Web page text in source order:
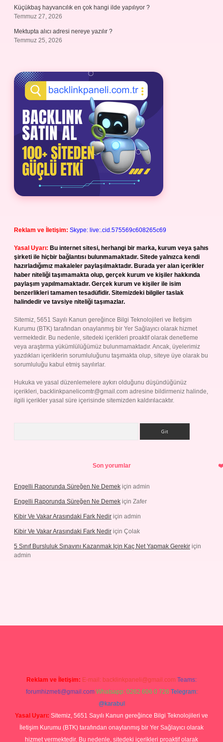
Küçükbaş hayvancılık en çok hangi ilde yapılıyor ?
Temmuz 27, 2026
Mektupta alıcı adresi nereye yazılır ?
Temmuz 25, 2026
Reklam ve İletişim: Skype: live:.cid.575569c608265c69
Yasal Uyarı: Bu internet sitesi, herhangi bir marka, kurum veya şahıs
şirketi ile hiçbir bağlantısı bulunmamaktadır. Sitede yalnızca kendi
hazırladığımız makaleler paylaşılmaktadır. Burada yer alan içerikler
haber niteliği taşımamakta olup, gerçek kurum ve kişiler hakkında
paylaşım yapılmamaktadır. Gerçek kurum ve kişiler ile isim
benzerlikleri tamamen tesadüfidir. Sitemizdeki bilgiler taslak
halindedir ve tavsiye niteliği taşımazlar.
Sitemiz, 5651 Sayılı Kanun gereğince Bilgi Teknolojileri ve İletişim
Kurumu (BTK) tarafından onaylanmış bir Yer Sağlayıcı olarak hizmet
vermektedir. Bu nedenle, sitedeki içerikleri proaktif olarak denetleme
veya araştırma yükümlülüğümüz bulunmamaktadır. Ancak, üyelerimiz
yazdıkları içeriklerin sorumluluğunu taşımakta olup, siteye üye olarak bu
sorumluluğu kabul etmiş sayılırlar.
Hukuka ve yasal düzenlemelere aykırı olduğunu düşündüğünüz
içerikleri, backlinkpanelicomtr@gmail.com adresine bildirmeniz halinde,
ilgili içerikler yasal süre içerisinde sitemizden kaldırılacaktır.
Son yorumlar
Engelli Raporunda Süreğen Ne Demek için admin
Engelli Raporunda Süreğen Ne Demek için Zafer
Kibir Ve Vakar Arasındaki Fark Nedir için admin
Kibir Ve Vakar Arasındaki Fark Nedir için Çolak
5 Sınıf Bursluluk Sınavını Kazanmak Için Kaç Net Yapmak Gerekir için
admin
Reklam ve İletişim: E-mail: backlinkpaneli@gmail.com Teams:
forumhizmeti@gmail.com Whatsapp: 0262 606 0 726 Telegram:
@karabul
Yasal Uyarı: Sitemiz, 5651 Sayılı Kanun gereğince Bilgi Teknolojileri ve
İletişim Kurumu (BTK) tarafından onaylanmış bir Yer Sağlayıcı olarak
hizmet vermektedir. Bu nedenle, sitedeki içerikleri proaktif olarak